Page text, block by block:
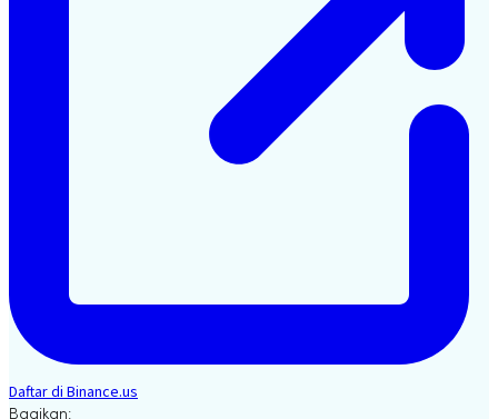
Daftar di Binance.us
Bagikan: